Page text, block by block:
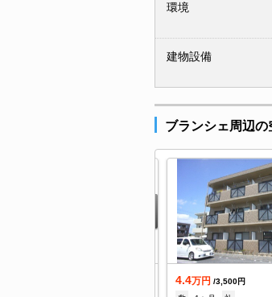
環境
建物設備
ブランシェ周辺の
4.4万円 /3,500円